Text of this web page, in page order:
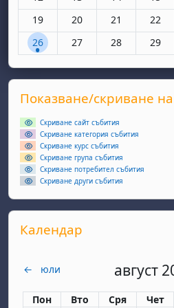
Няма събития, понеделник, 19
19 Няма събития,
20 Няма
21 22
1 събитие, понеделник, 26
26 Няма събития,
27 Няма
28 29
Supplementary blocks
Прескочи Показване/скриване на
Показване/скриване
Скриване сайт събития
Скриване категория събития
Скриване курс събития
Скриване група събития
Скриване потребител събития
Скриване други събития
Прескочи Календар
Календар
← юли август
Понеделник
Пон вторник
Вто сряда
Сря Чет